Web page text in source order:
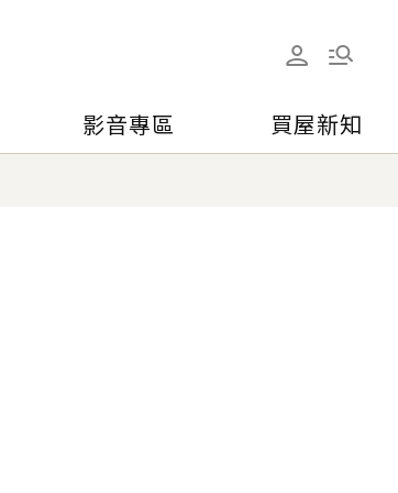
影音專區 買屋新知